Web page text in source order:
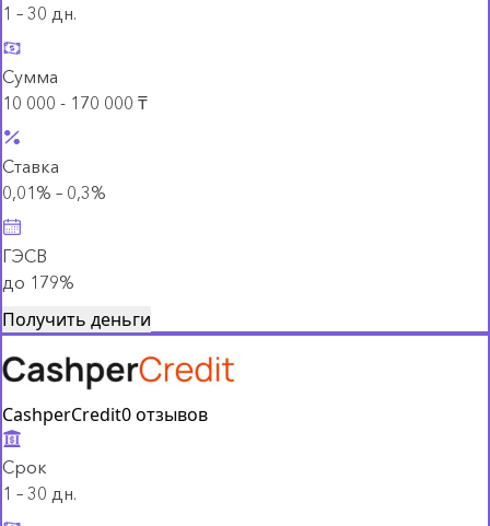
1 – 30 дн.
Сумма
10 000 - 170 000 ₸
Ставка
0,01% – 0,3%
ГЭСВ
до 179%
Получить деньги
CashperCredit0 отзывов
Срок
1 – 30 дн.